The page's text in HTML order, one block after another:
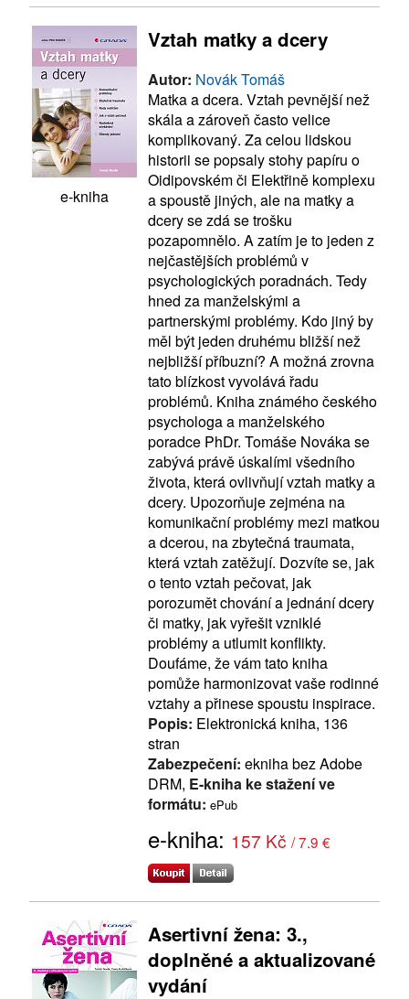
e-kniha
Vztah matky a dcery
Autor: Novák Tomáš
Matka a dcera. Vztah pevnější než
skála a zároveň často velice
komplikovaný. Za celou lidskou
historii se popsaly stohy papíru o
Oidipovském či Elektřině komplexu
a spoustě jiných, ale na matky a
dcery se zdá se trošku
pozapomnělo. A zatím je to jeden z
nejčastějších problémů v
psychologických poradnách. Tedy
hned za manželskými a
partnerskými problémy. Kdo jiný by
měl být jeden druhému bližší než
nejbližší příbuzní? A možná zrovna
tato blízkost vyvolává řadu
problémů. Kniha známého českého
psychologa a manželského
poradce PhDr. Tomáše Nováka se
zabývá právě úskalími všedního
života, která ovlivňují vztah matky a
dcery. Upozorňuje zejména na
komunikační problémy mezi matkou
a dcerou, na zbytečná traumata,
která vztah zatěžují. Dozvíte se, jak
o tento vztah pečovat, jak
porozumět chování a jednání dcery
či matky, jak vyřešit vzniklé
problémy a utlumit konflikty.
Doufáme, že vám tato kniha
pomůže harmonizovat vaše rodinné
vztahy a přinese spoustu inspirace.
Popis: Elektronická kniha, 136
stran
Zabezpečení: ekniha bez Adobe
DRM, E-kniha ke stažení ve
formátu: ePub
e-kniha: 157 Kč / 7.9 €
Asertivní žena: 3.,
doplněné a aktualizované
vydání